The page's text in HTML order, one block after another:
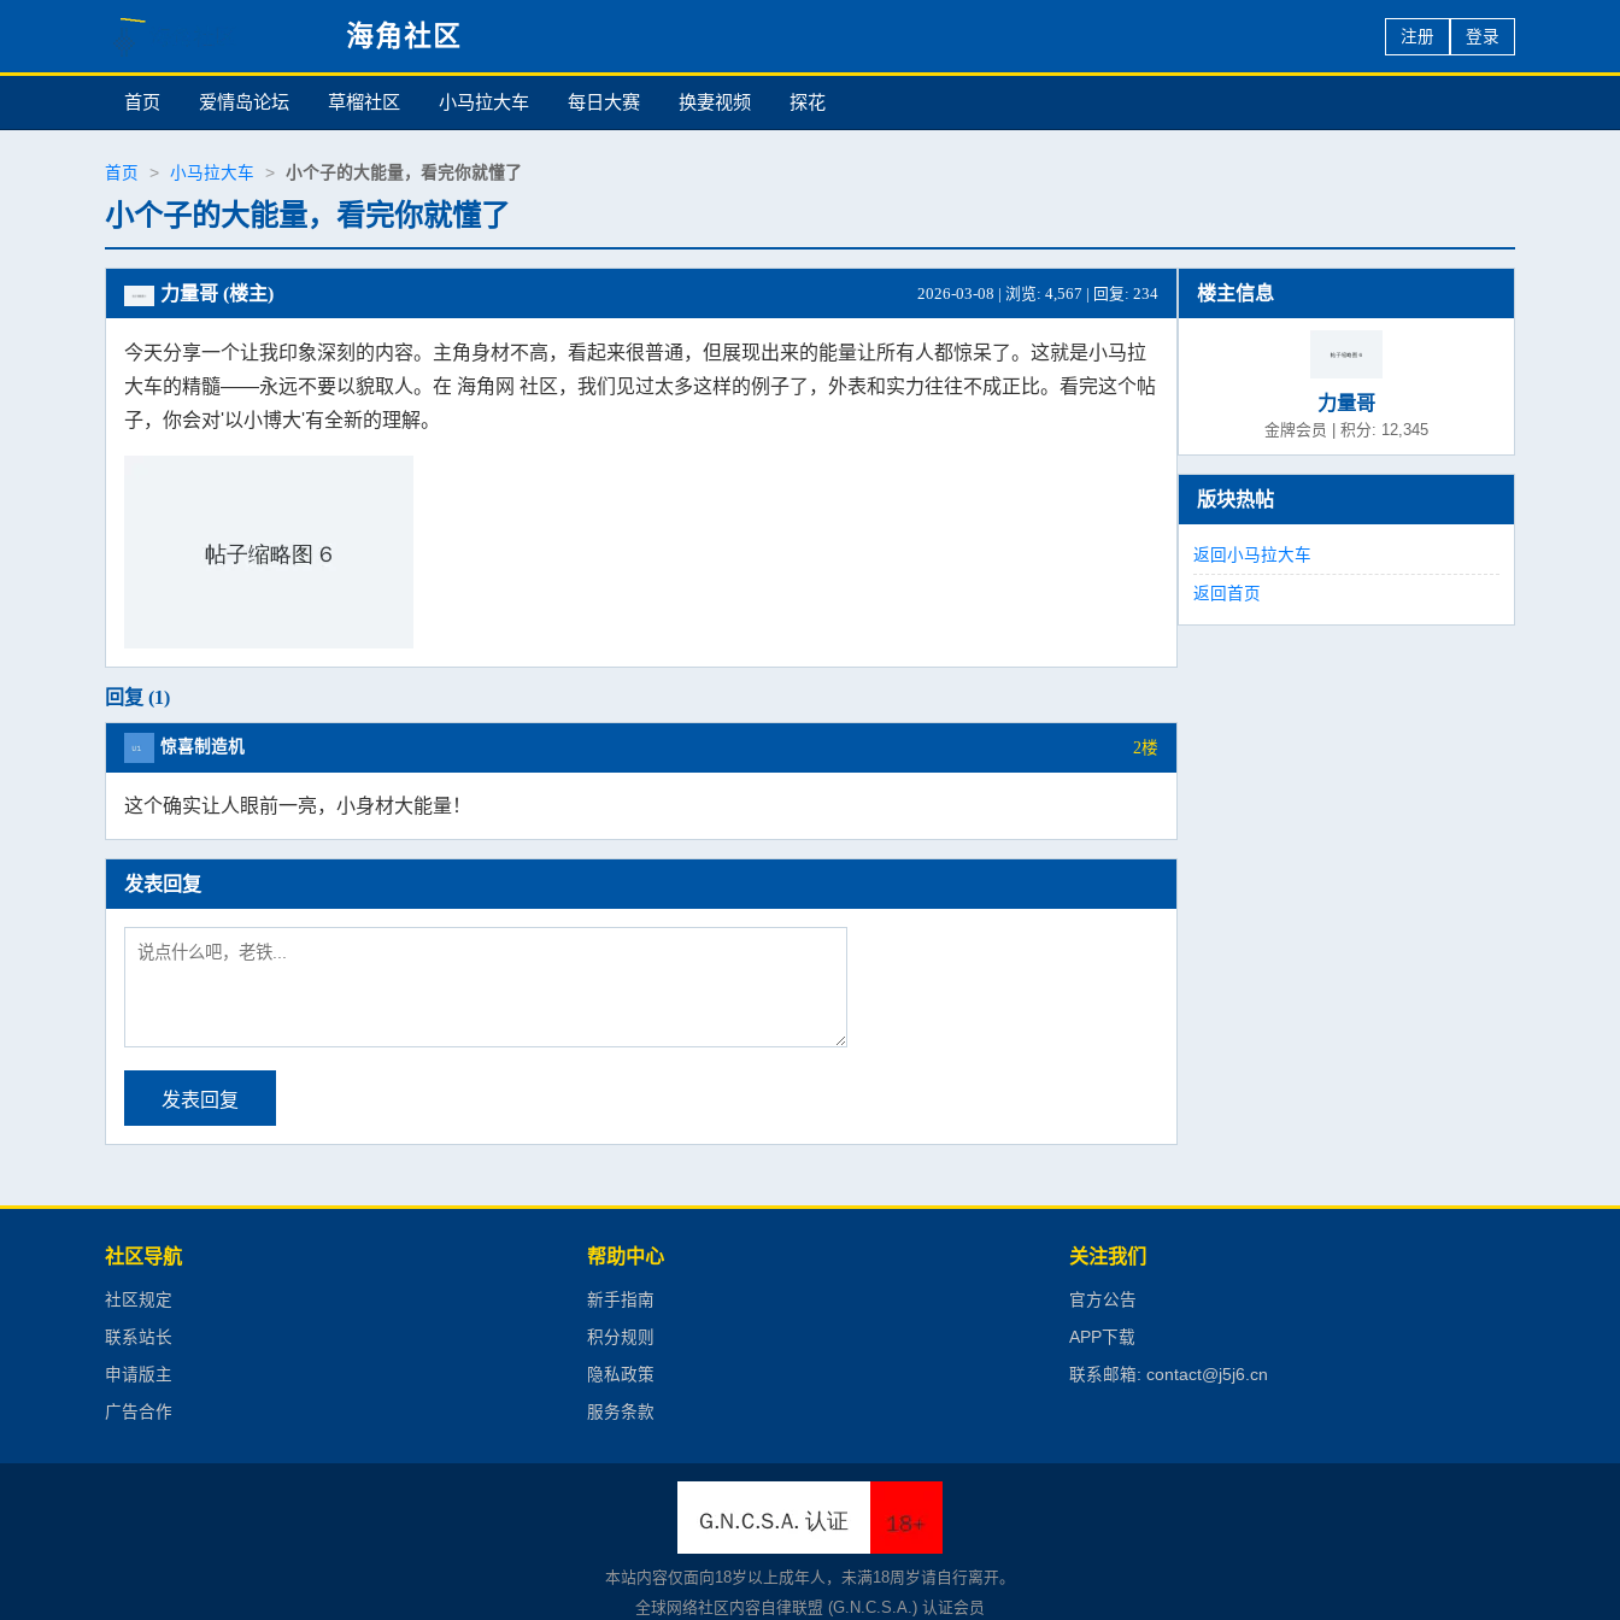
海角社区 注册 登录
首页 爱情岛论坛 草榴社区 小马拉大车 每日大赛 换妻视频 探花
首页 > 小马拉大车 > 小个子的大能量，看完你就懂了
小个子的大能量，看完你就懂了
力量哥 (楼主) 2026-03-08 | 浏览: 4,567 | 回复: 234
今天分享一个让我印象深刻的内容。主角身材不高，看起来很普通，但展现出来的能量让所有人都惊呆了。这就是小马拉
大车的精髓——永远不要以貌取人。在 海角网 社区，我们见过太多这样的例子了，外表和实力往往不成正比。看完这个帖
子，你会对'以小博大'有全新的理解。
回复 (1)
惊喜制造机 2楼
这个确实让人眼前一亮，小身材大能量！
发表回复
发表回复
楼主信息
力量哥
金牌会员 | 积分: 12,345
版块热帖
返回小马拉大车
返回首页
社区导航
社区规定
联系站长
申请版主
广告合作
帮助中心
新手指南
积分规则
隐私政策
服务条款
关注我们
官方公告
APP下载
联系邮箱: contact@j5j6.cn
本站内容仅面向18岁以上成年人，未满18周岁请自行离开。
全球网络社区内容自律联盟 (G.N.C.S.A.) 认证会员